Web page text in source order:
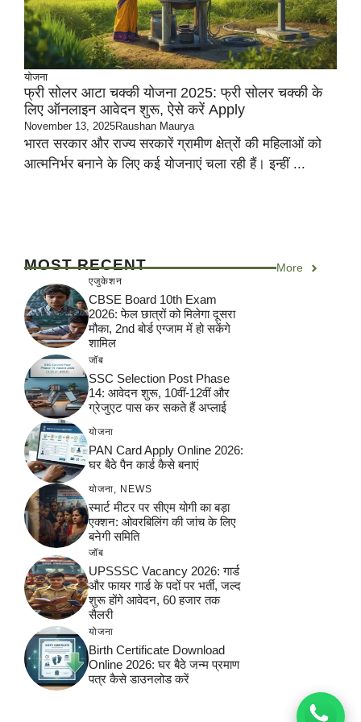
योजना
फ्री सोलर आटा चक्की योजना 2025: फ्री सोलर चक्की के
लिए ऑनलाइन आवेदन शुरू, ऐसे करें Apply
November 13, 2025Raushan Maurya
भारत सरकार और राज्य सरकारें ग्रामीण क्षेत्रों की महिलाओं को
आत्मनिर्भर बनाने के लिए कई योजनाएं चला रही हैं। इन्हीं ...
MOST RECENT More
एजुकेशन
CBSE Board 10th Exam
2026: फेल छात्रों को मिलेगा दूसरा
मौका, 2nd बोर्ड एग्जाम में हो सकेंगे
शामिल
जॉब
SSC Selection Post Phase
14: आवेदन शुरू, 10वीं-12वीं और
ग्रेजुएट पास कर सकते हैं अप्लाई
योजना
PAN Card Apply Online 2026:
घर बैठे पैन कार्ड कैसे बनाएं
योजना NEWS
स्मार्ट मीटर पर सीएम योगी का बड़ा
एक्शन: ओवरबिलिंग की जांच के लिए
बनेगी समिति
जॉब
UPSSSC Vacancy 2026: गार्ड
और फायर गार्ड के पदों पर भर्ती, जल्द
शुरू होंगे आवेदन, 60 हजार तक
सैलरी
योजना
Birth Certificate Download
Online 2026: घर बैठे जन्म प्रमाण
पत्र कैसे डाउनलोड करें